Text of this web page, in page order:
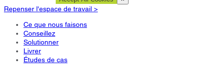
Repenser l'espace de travail >
Ce que nous faisons
Conseillez
Solutionner
Livrer
Études de cas